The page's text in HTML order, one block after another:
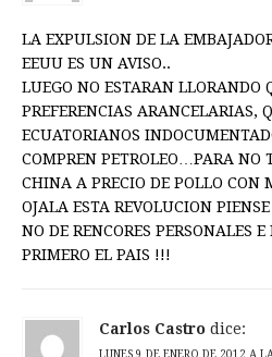
LA EXPULSION DE LA
EEUU ES UN AVISO..
LUEGO NO ESTARAN LLORANDO
PREFERENCIAS ARANCELARIAS,
ECUATORIANOS
COMPREN PETROLEO…PARA NO
CHINA A PRECIO DE POLLO CON
OJALA ESTA REVOLUCION
NO DE RENCORES PERSONALES E
PRIMERO EL PAIS !!!
Carlos Castro dice:
LUNES 9 DE ENERO DE 2012 A